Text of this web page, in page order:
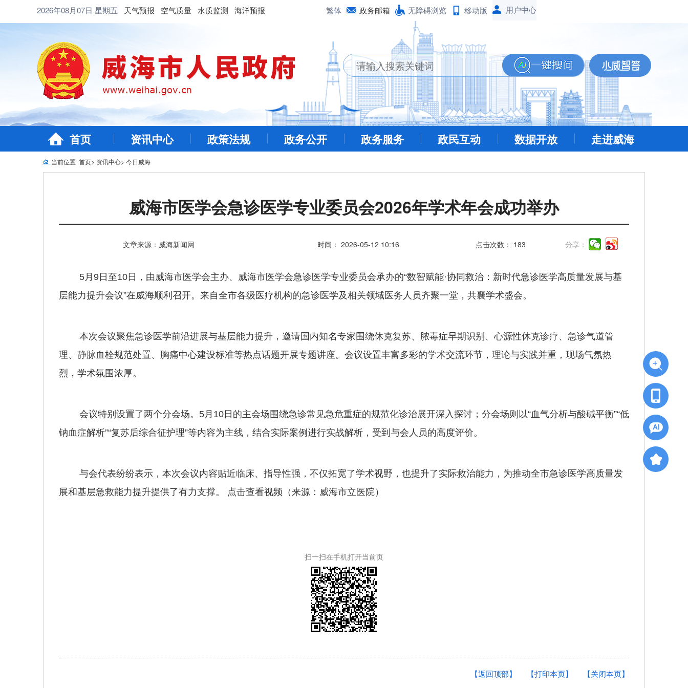
2026年08月07日 星期五 天气预报 空气质量 水质监测 海洋预报 繁体 政务邮箱 无障碍浏览 移动版
首页 资讯中心 政策法规 政务公开 政务服务 政民互动 数据开放 走进威海
当前位置 :首页> 资讯中心> 今日威海
威海市医学会急诊医学专业委员会2026年学术年会成功举办
文章来源：威海新闻网 时间： 2026-05-12 10:16 点击次数： 183 分享：
5月9日至10日，由威海市医学会主办、威海市医学会急诊医学专业委员会承办的“数智赋能·协同救治：新时代急诊医学高质量发展与基
层能力提升会议”在威海顺利召开。来自全市各级医疗机构的急诊医学及相关领域医务人员齐聚一堂，共襄学术盛会。
本次会议聚焦急诊医学前沿进展与基层能力提升，邀请国内知名专家围绕休克复苏、脓毒症早期识别、心源性休克诊疗、急诊气道管
理、静脉血栓规范处置、胸痛中心建设标准等热点话题开展专题讲座。会议设置丰富多彩的学术交流环节，理论与实践并重，现场气氛热
烈，学术氛围浓厚。
会议特别设置了两个分会场。5月10日的主会场围绕急诊常见急危重症的规范化诊治展开深入探讨；分会场则以“血气分析与酸碱平衡”“低
钠血症解析”“复苏后综合征护理”等内容为主线，结合实际案例进行实战解析，受到与会人员的高度评价。
与会代表纷纷表示，本次会议内容贴近临床、指导性强，不仅拓宽了学术视野，也提升了实际救治能力，为推动全市急诊医学高质量发
展和基层急救能力提升提供了有力支撑。 点击查看视频（来源：威海市立医院）
扫一扫在手机打开当前页
【关闭本页】
【打印本页】
【返回顶部】